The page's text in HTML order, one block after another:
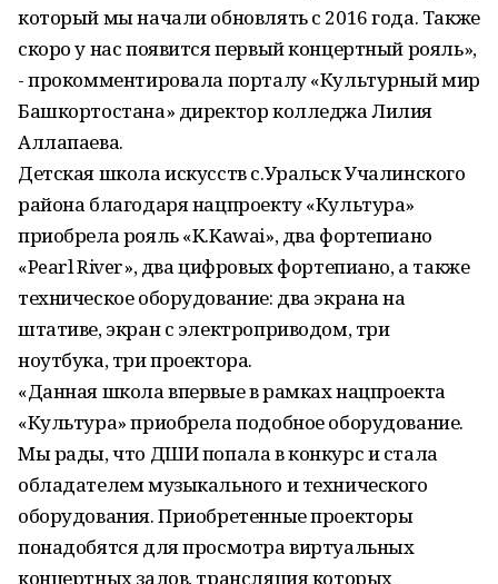
который мы начали обновлять с 2016 года. Также
скоро у нас появится первый концертный рояль»,
- прокомментировала порталу «Культурный мир
Башкортостана» директор колледжа Лилия
Аллапаева.
Детская школа искусств с.Уральск Учалинского
района благодаря нацпроекту «Культура»
приобрела рояль «K.Kawai», два фортепиано
«Pearl River», два цифровых фортепиано, а также
техническое оборудование: два экрана на
штативе, экран с электроприводом, три
ноутбука, три проектора.
«Данная школа впервые в рамках нацпроекта
«Культура» приобрела подобное оборудование.
Мы рады, что ДШИ попала в конкурс и стала
обладателем музыкального и технического
оборудования. Приобретенные проекторы
понадобятся для просмотра виртуальных
концертных залов, трансляция которых